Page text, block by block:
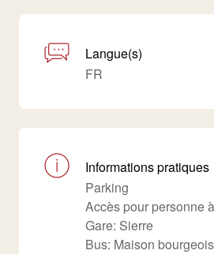
Langue(s)
FR
Informations pratiques
Parking
Accès pour personne
Gare: Sierre
Bus: Maison